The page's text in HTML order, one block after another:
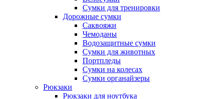
Сумки для тренировки
Дорожные сумки
Саквояжи
Чемоданы
Водозащитные сумки
Сумки для животных
Портпледы
Сумки на колесах
Сумки органайзеры
Рюкзаки
Рюкзаки для ноутбука